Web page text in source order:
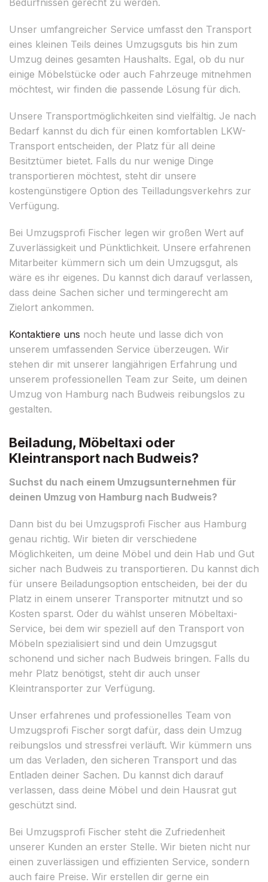
Unser umfangreicher Service umfasst den Transport
eines kleinen Teils deines Umzugsguts bis hin zum
Umzug deines gesamten Haushalts. Egal, ob du nur
einige Möbelstücke oder auch Fahrzeuge mitnehmen
möchtest, wir finden die passende Lösung für dich.
Unsere Transportmöglichkeiten sind vielfältig. Je nach
Bedarf kannst du dich für einen komfortablen LKW-
Transport entscheiden, der Platz für all deine
Besitztümer bietet. Falls du nur wenige Dinge
transportieren möchtest, steht dir unsere
kostengünstigere Option des Teilladungsverkehrs zur
Verfügung.
Bei Umzugsprofi Fischer legen wir großen Wert auf
Zuverlässigkeit und Pünktlichkeit. Unsere erfahrenen
Mitarbeiter kümmern sich um dein Umzugsgut, als
wäre es ihr eigenes. Du kannst dich darauf verlassen,
dass deine Sachen sicher und termingerecht am
Zielort ankommen.
Kontaktiere uns noch heute und lasse dich von
unserem umfassenden Service überzeugen. Wir
stehen dir mit unserer langjährigen Erfahrung und
unserem professionellen Team zur Seite, um deinen
Umzug von Hamburg nach Budweis reibungslos zu
gestalten.
Beiladung, Möbeltaxi oder
Kleintransport nach Budweis?
Suchst du nach einem Umzugsunternehmen für
deinen Umzug von Hamburg nach Budweis?
Dann bist du bei Umzugsprofi Fischer aus Hamburg
genau richtig. Wir bieten dir verschiedene
Möglichkeiten, um deine Möbel und dein Hab und Gut
sicher nach Budweis zu transportieren. Du kannst dich
für unsere Beiladungsoption entscheiden, bei der du
Platz in einem unserer Transporter mitnutzt und so
Kosten sparst. Oder du wählst unseren Möbeltaxi-
Service, bei dem wir speziell auf den Transport von
Möbeln spezialisiert sind und dein Umzugsgut
schonend und sicher nach Budweis bringen. Falls du
mehr Platz benötigst, steht dir auch unser
Kleintransporter zur Verfügung.
Unser erfahrenes und professionelles Team von
Umzugsprofi Fischer sorgt dafür, dass dein Umzug
reibungslos und stressfrei verläuft. Wir kümmern uns
um das Verladen, den sicheren Transport und das
Entladen deiner Sachen. Du kannst dich darauf
verlassen, dass deine Möbel und dein Hausrat gut
geschützt sind.
Bei Umzugsprofi Fischer steht die Zufriedenheit
unserer Kunden an erster Stelle. Wir bieten nicht nur
einen zuverlässigen und effizienten Service, sondern
auch faire Preise. Wir erstellen dir gerne ein